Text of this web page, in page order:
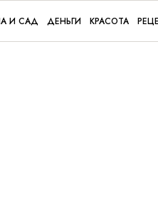
И САД ДЕНЬГИ КРАСОТА